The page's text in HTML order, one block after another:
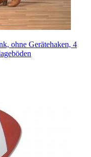
ohne Gerätehaken, 4